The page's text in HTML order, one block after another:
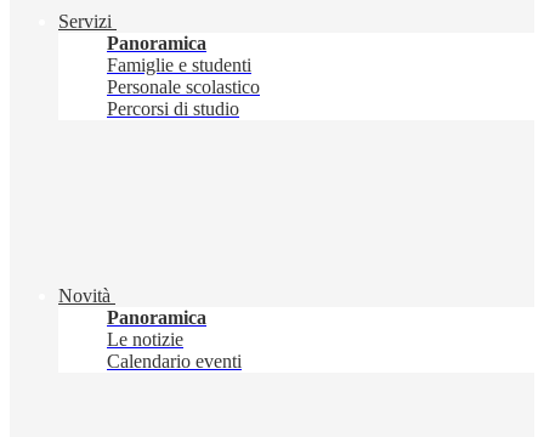
Servizi
Panoramica
Famiglie e studenti
Personale scolastico
Percorsi di studio
Novità
Panoramica
Le notizie
Calendario eventi